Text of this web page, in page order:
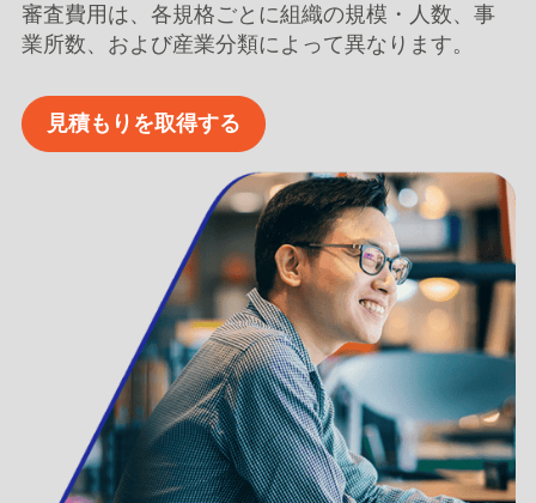
審査費用は、各規格ごとに組織の規模・人数、事
業所数、および産業分類によって異なります。
見積もりを取得する